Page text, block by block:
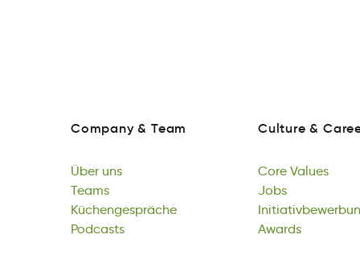
Company & Team
Über
Über
uns
uns
eTams
Teams
Küchengespräche
nespghhcäceerKü
Küchengespräche
Podcasts
scasdotP
Podcasts
Culture &
Core
Core
Values
Values
Jsob
Jobs
Awards
dAwasr
Awards